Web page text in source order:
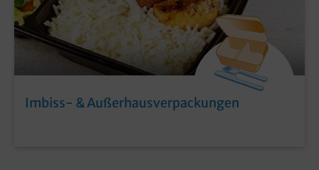
Imbiss- & Außerhausverpackungen